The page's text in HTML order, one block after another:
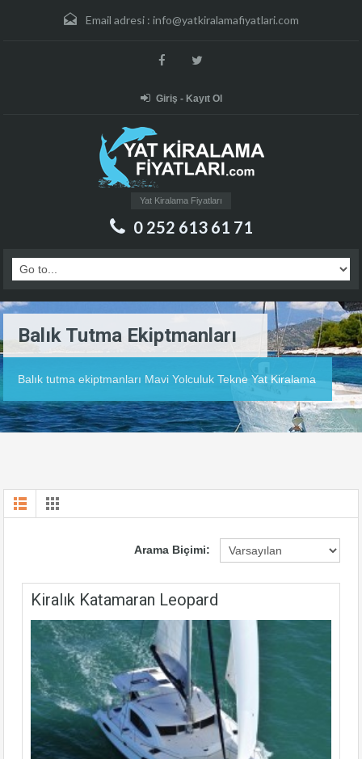
Email adresi : info@yatkiralamafiyatlari.com
Giriş - Kayıt Ol
Yat Kiralama Fiyatları
0 252 613 61 71
Balık Tutma Ekiptmanları
Balık tutma ekiptmanları Mavi Yolculuk Tekne Yat Kiralama
Arama Biçimi:
Kiralık Katamaran Leopard